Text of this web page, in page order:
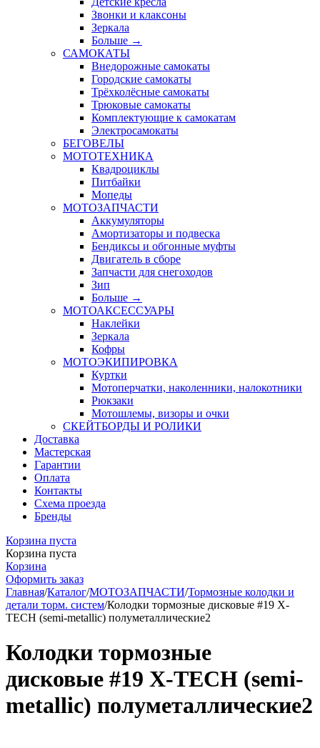
Звонки и клаксоны
Зеркала
Больше →
САМОКАТЫ
Внедорожные самокаты
Городские самокаты
Трёхколёсные самокаты
Трюковые самокаты
Комплектующие к самокатам
Электросамокаты
БЕГОВЕЛЫ
МОТОТЕХНИКА
Квадроциклы
Питбайки
Мопеды
МОТОЗАПЧАСТИ
Аккумуляторы
Амортизаторы и подвеска
Бендиксы и обгонные муфты
Двигатель в сборе
Запчасти для снегоходов
Зип
Больше →
МОТОАКСЕССУАРЫ
Наклейки
Зеркала
Кофры
МОТОЭКИПИРОВКА
Куртки
Мотоперчатки, наколенники, налокотники
Рюкзаки
Мотошлемы, визоры и очки
СКЕЙТБОРДЫ И РОЛИКИ
Доставка
Мастерская
Гарантии
Оплата
Контакты
Схема проезда
Бренды
Корзина пуста
Корзина пуста
Корзина
Оформить заказ
Главная/Каталог/МОТОЗАПЧАСТИ/Тормозные колодки и
детали торм. систем/Колодки тормозные дисковые #19 X-
TECH (semi-metallic) полуметаллические2
Колодки тормозные
дисковые #19 X-TECH (semi-
metallic) полуметаллические2